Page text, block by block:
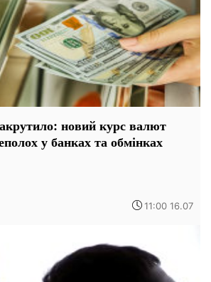
новий курс валют
у банках та обмінках
11:00 16.07